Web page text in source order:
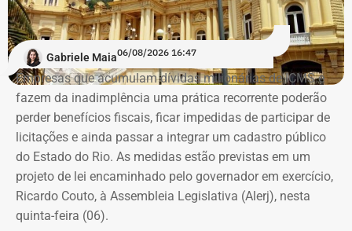
encorajá-las.
“A ideia de dar aulas especificas para mulheres se
defenderem de casos de violência surgiu do encontro
entre a prática do esporte e a observação de uma
demanda real do cotidiano feminino. O principal gatilho
que muitas sentem é a constatação do medo. Por isso, os
treinamentos vão além dos socos. O foco principal é a
consciência situacional e a capacidade de reação rápida
antes mesmo que o contato físico aconteça”, comenta.
Evolução do patrimônio declarado por Fred Pacheco à Justiça Eleitoral
entre 2012 e 2026, em valores nominais e corrigidos pela inflação (IPCA) –
Tabela: Imagem gerada por IA
Apesar da recuperação, o valor ainda está 16,3% abaixo,
Gabriele Maia06/08/2026 16:47
Empresas que acumulam dívidas milionárias de ICMS e
fazem da inadimplência uma prática recorrente poderão
perder benefícios fiscais, ficar impedidas de participar de
licitações e ainda passar a integrar um cadastro público
do Estado do Rio. As medidas estão previstas em um
projeto de lei encaminhado pelo governador em exercício,
Ricardo Couto, à Assembleia Legislativa (Alerj), nesta
quinta-feira (06).